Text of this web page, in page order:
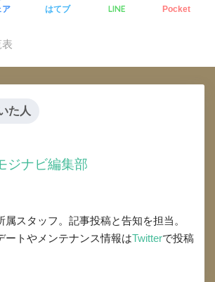
ア はてブ LINE Pocket
た人
ジナビ編集部
属スタッフ。記事投稿と告知を担当。
ートやメンテナンス情報はTwitterで投稿